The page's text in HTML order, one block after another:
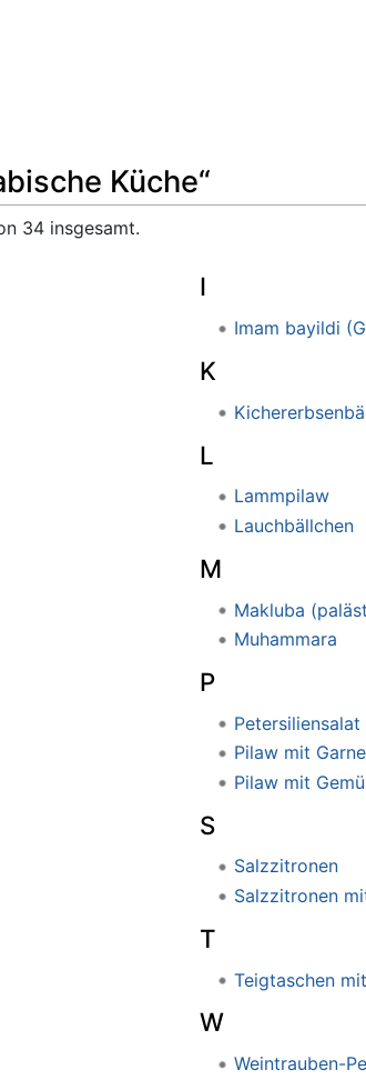
Küche“
34 insgesamt.
I
Imam bayildi
K
L
Lammpilaw
Lauchbällchen
M
Makluba
Muhammara
P
Petersiliensalat
Pilaw mit
Pilaw mit
S
Salzzitronen
Salzzitronen
T
Teigtaschen
W
Weintrauben-